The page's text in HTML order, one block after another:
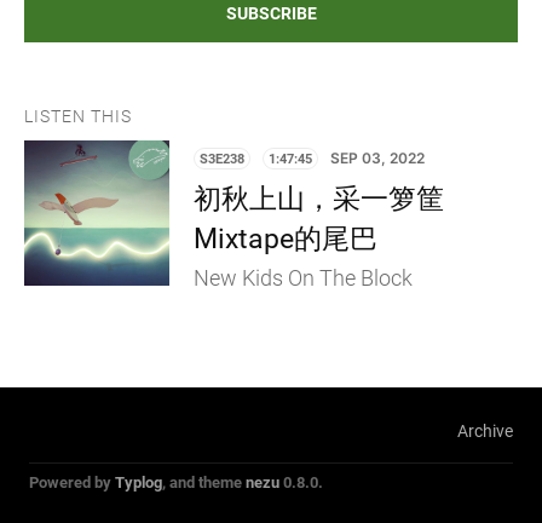
SUBSCRIBE
LISTEN THIS
S3E238 1:47:45 SEP 03, 2022
初秋上山，采一箩筐
Mixtape的尾巴
New Kids On The Block
Archive
Powered byTyplog, and themenezu0.8.0.